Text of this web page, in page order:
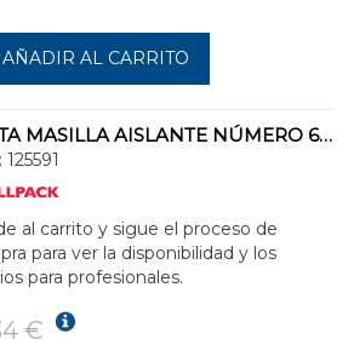
AÑADIR AL CARRITO
CINTA MASILLA AISLANTE NÚMERO 64 1,5mx38mm NEGRO
125591
al carrito y sigue el proceso de
para ver la disponibilidad y los
para profesionales.
€